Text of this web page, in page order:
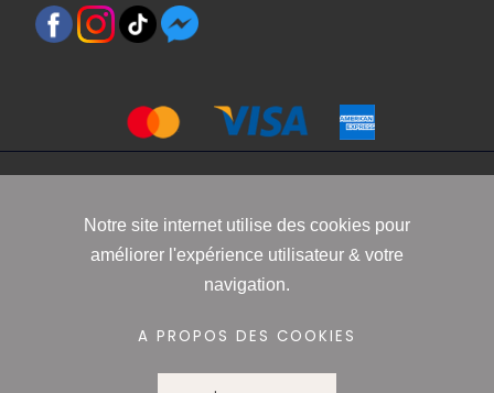
Conditions générales de vente
confidentialité
Notre site internet utilise des cookies pour
améliorer l'expérience utilisateur & votre
navigation.
A PROPOS DES COOKIES